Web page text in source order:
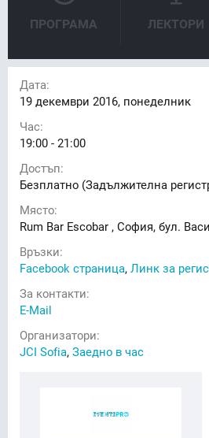
ПРОГРАМА ЛЕКТОРИ
Дата:
19 декември 2016, понеделник
Час:
19:00 - 21:00
Достъп:
Безплатно (Задължителна
Място:
Rum Bar Escobar , София, бул.
Връзки:
Facebook страница, Линк за
За контакти:
E-Mail
Организатори:
JCI Sofia, Заедно в час